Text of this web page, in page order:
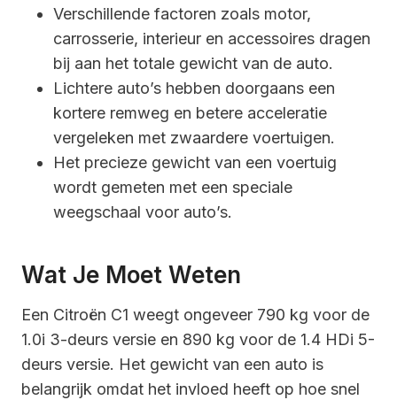
Verschillende factoren zoals motor,
carrosserie, interieur en accessoires dragen
bij aan het totale gewicht van de auto.
Lichtere auto’s hebben doorgaans een
kortere remweg en betere acceleratie
vergeleken met zwaardere voertuigen.
Het precieze gewicht van een voertuig
wordt gemeten met een speciale
weegschaal voor auto’s.
Wat Je Moet Weten
Een Citroën C1 weegt ongeveer 790 kg voor de
1.0i 3-deurs versie en 890 kg voor de 1.4 HDi 5-
deurs versie. Het gewicht van een auto is
belangrijk omdat het invloed heeft op hoe snel